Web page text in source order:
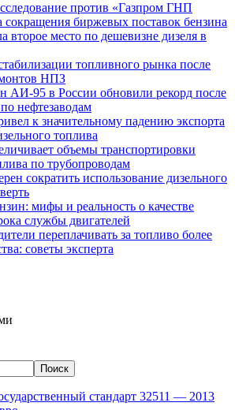
против «Газпром ГНП
сокращения биржевых поставок бензина
второе место по дешевизне дизеля в
топливного рынка после
НПЗ
АИ-95 в России обновили рекорд после
нефтезаводам
к значительному падению экспорта
топлива
объемы транспортировки
по трубопроводам
сократить использование дизельного
мифы и реальность о качестве
службы двигателей
переплачивать за топливо более
советы эксперта
Поиск
стандарт 32511 — 2013